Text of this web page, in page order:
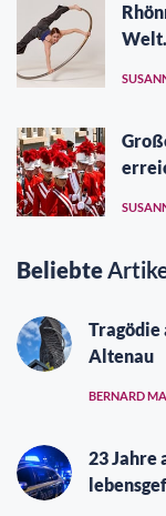
Welt.
Beliebte
Tragödie
Altenau
BERNARD
23 Jahre